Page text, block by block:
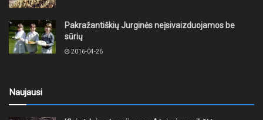
Pakražantiškių Jurginės neįsivaizduojamos be
sūrių
2016-04-26
Naujausi